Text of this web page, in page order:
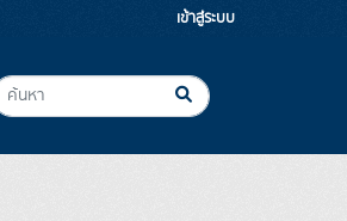
เข้าสู่ระบบ